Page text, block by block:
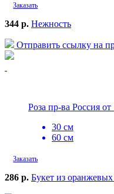
Заказать
344 р. Нежность
Отправить ссылку на
Роза пр-ва Россия
30 см
60 см
Заказать
286 р. Букет из